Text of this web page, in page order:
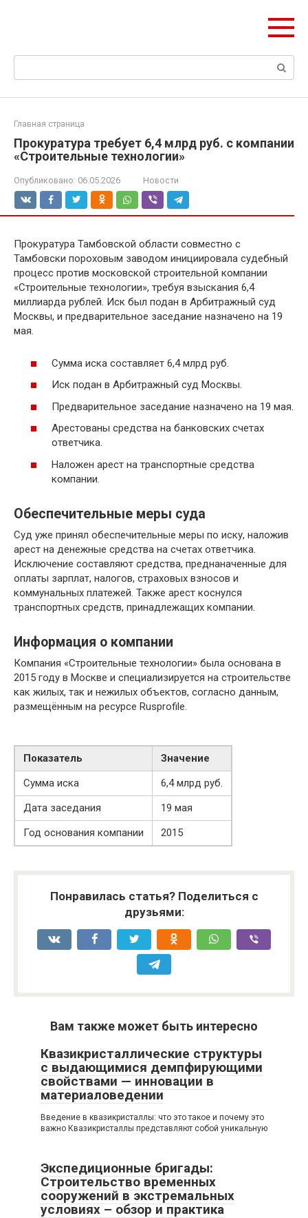
Поиск:
Главная страница
Прокуратура требует 6,4 млрд руб. с компании
«Строительные технологии»
Опубликовано: 06.05.2026 Новости
Прокуратура Тамбовской области совместно с
Тамбовски пороховым заводом инициировала судебный
процесс против московской строительной компании
«Строительные технологии», требуя взыскания 6,4
миллиарда рублей. Иск был подан в Арбитражный суд
Москвы, и предварительное заседание назначено на 19
мая.
Сумма иска составляет 6,4 млрд руб.
Иск подан в Арбитражный суд Москвы.
Предварительное заседание назначено на 19 мая.
Арестованы средства на банковских счетах
ответчика.
Наложен арест на транспортные средства
компании.
Обеспечительные меры суда
Суд уже принял обеспечительные меры по иску, наложив
арест на денежные средства на счетах ответчика.
Исключение составляют средства, преднаначенные для
оплаты зарплат, налогов, страховых взносов и
коммунальных платежей. Также арест коснулся
транспортных средств, принадлежащих компании.
Информация о компании
Компания «Строительные технологии» была основана в
2015 году в Москве и специализируется на строительстве
как жилых, так и нежилых объектов, согласно данным,
размещённым на ресурсе Rusprofile.
Показатель
Значение
Сумма иска
6,4 млрд руб.
Дата заседания
19 мая
Год основания компании
2015
Понравилась статья? Поделиться с
друзьями:
Вам также может быть интересно
Квазикристаллические структуры
с выдающимися демпфирующими
свойствами — инновации в
материаловедении
Введение в квазикристаллы: что это такое и почему это
важно Квазикристаллы представляют собой уникальную
Экспедиционные бригады:
Строительство временных
сооружений в экстремальных
условиях – обзор и практика